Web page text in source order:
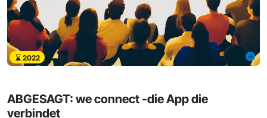
2022
ABGESAGT: we connect -die App die
verbindet